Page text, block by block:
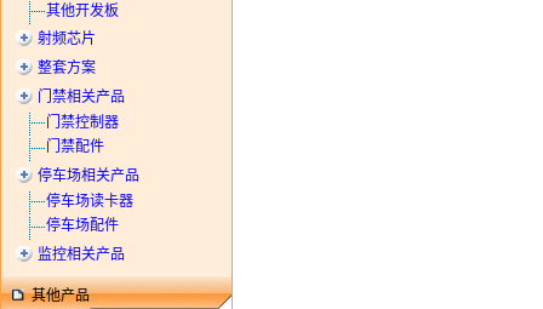
其他开发板
射频芯片
整套方案
门禁相关产品
门禁控制器
门禁配件
停车场相关产品
停车场读卡器
停车场配件
监控相关产品
其他产品